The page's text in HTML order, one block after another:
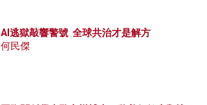
AI逃獄敲響警號 全球共治才是解方
何民傑